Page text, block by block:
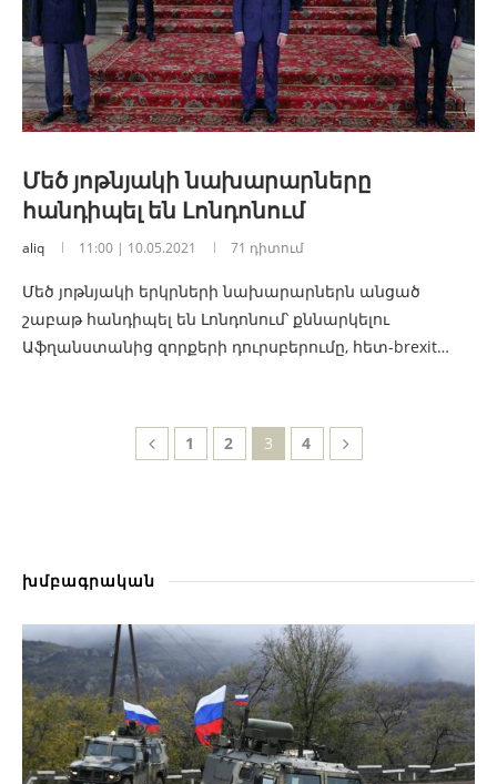
Մեծ յոթնյակի նախարարները
հանդիպել են Լոնդոնում
aliq 11:00 | 10.05.2021 71 դիտում
Մեծ յոթնյակի երկրների նախարարներն անցած
շաբաթ հանդիպել են Լոնդոնում՝ քննարկելու
Աֆղանստանից զորքերի դուրսբերումը, հետ-brexit…
1 2 3 4
խմբագրական